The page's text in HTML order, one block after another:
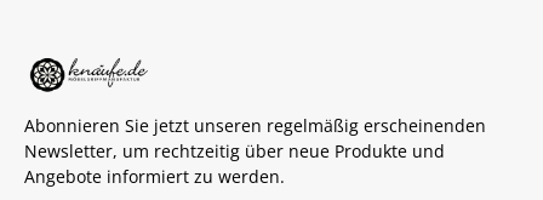
Abonnieren Sie jetzt unseren regelmäßig erscheinenden
Newsletter, um rechtzeitig über neue Produkte und
Angebote informiert zu werden.